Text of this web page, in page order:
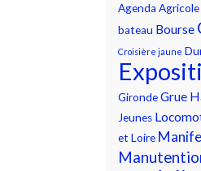
Agenda Agricole
bateau Bourse
Croisière jaune
GirondeGrue
Jeunes
et Loire